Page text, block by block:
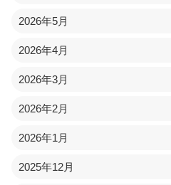
2026年5月
2026年4月
2026年3月
2026年2月
2026年1月
2025年12月